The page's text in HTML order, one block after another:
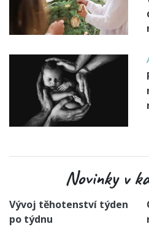
Novinky v
Vývoj těhotenství týden
po týdnu